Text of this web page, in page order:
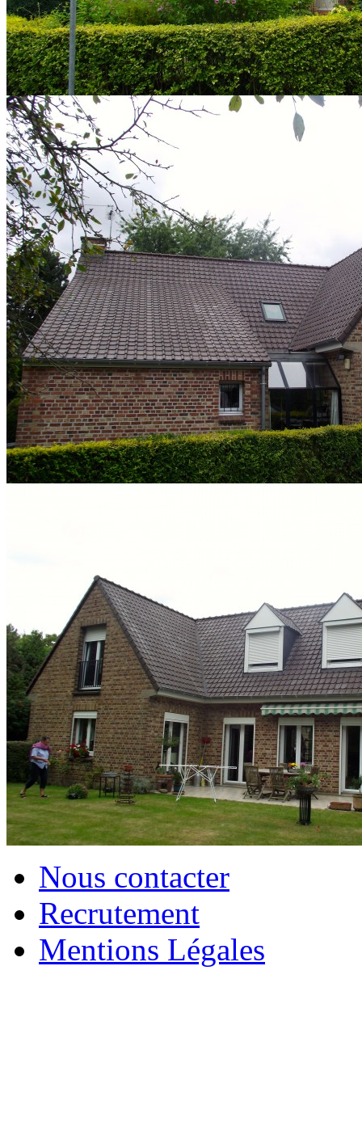
Nous contacter
Recrutement
Mentions Légales